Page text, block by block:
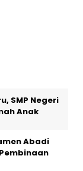
SMP Negeri
Anak
Abadi